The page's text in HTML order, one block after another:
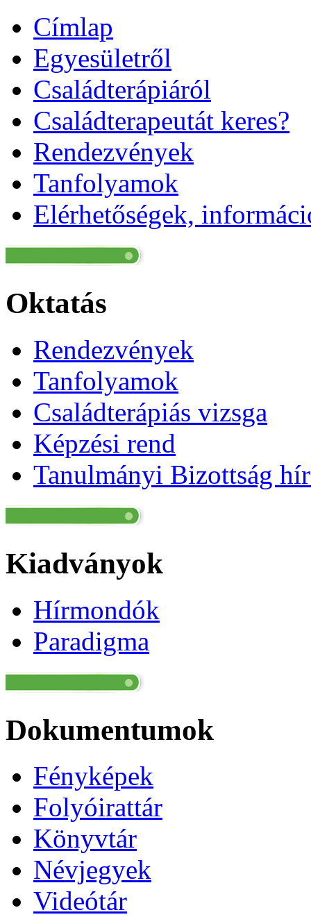
Címlap
Egyesületről
Családterápiáról
Családterapeutát keres?
Rendezvények
Tanfolyamok
Elérhetőségek,
Oktatás
Rendezvények
Tanfolyamok
Családterápiás vizsga
Képzési rend
Tanulmányi Bizottság
Kiadványok
Hírmondók
Paradigma
Dokumentumok
Fényképek
Folyóirattár
Könyvtár
Névjegyek
Videótár